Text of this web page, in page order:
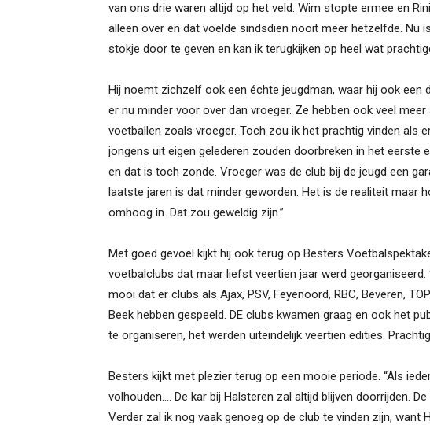
van ons drie waren altijd op het veld. Wim stopte ermee en
alleen over en dat voelde sindsdien nooit meer hetzelfde. Nu
stokje door te geven en kan ik terugkijken op heel wat
Hij noemt zichzelf ook een échte jeugdman, waar hij ook een
er nu minder voor over dan vroeger. Ze hebben ook veel
voetballen zoals vroeger. Toch zou ik het prachtig vinden als
jongens uit eigen gelederen zouden doorbreken in het eerste
en dat is toch zonde. Vroeger was de club bij de jeugd een
laatste jaren is dat minder geworden. Het is de realiteit maar
omhoog in. Dat zou geweldig zijn.”
Met goed gevoel kijkt hij ook terug op Besters
voetbalclubs dat maar liefst veertien jaar werd georganiseerd.
mooi dat er clubs als Ajax, PSV, Feyenoord, RBC, Beveren,
Beek hebben gespeeld. DE clubs kwamen graag en ook het
te organiseren, het werden uiteindelijk veertien edities.
Besters kijkt met plezier terug op een mooie periode. “Als
volhouden…. De kar bij Halsteren zal altijd blijven doorrijden.
Verder zal ik nog vaak genoeg op de club te vinden zijn, want